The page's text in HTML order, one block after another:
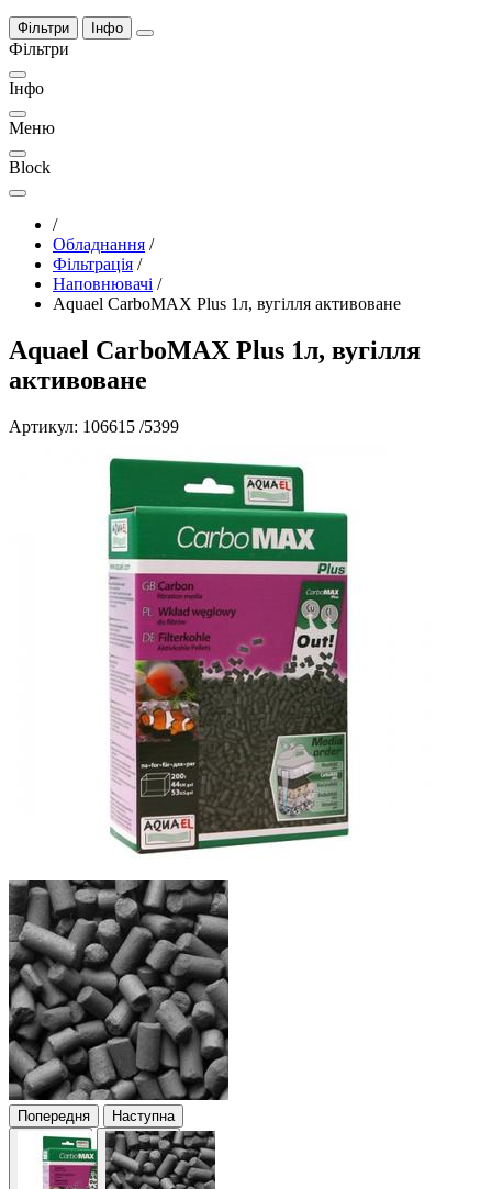
Фільтри Інфо
Фільтри
Інфо
Меню
Block
/
Обладнання /
Фільтрація /
Наповнювачі /
Aquael CarboMAX Plus 1л, вугілля активоване
Aquael CarboMAX Plus 1л, вугілля
активоване
Артикул: 106615 /5399
Попередня Наступна